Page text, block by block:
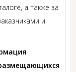
а также за
и